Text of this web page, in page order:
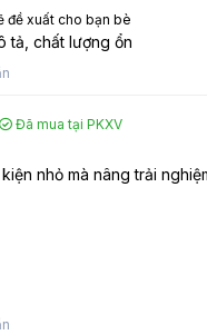
đề xuất cho bạn bè
tả, chất lượng ổn
Đã mua tại PKXV
nhỏ mà nâng trải